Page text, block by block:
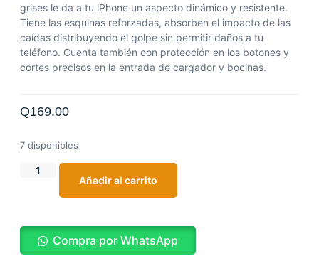
grises le da a tu iPhone un aspecto dinámico y resistente.
Tiene las esquinas reforzadas, absorben el impacto de las
caídas distribuyendo el golpe sin permitir daños a tu
teléfono. Cuenta también con protección en los botones y
cortes precisos en la entrada de cargador y bocinas.
Q169.00
7 disponibles
Añadir al carrito
Compra por WhatsApp